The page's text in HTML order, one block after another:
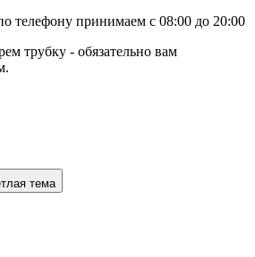
телефону принимаем с 08:00 до 20:00
трубку - обязательно вам
тема